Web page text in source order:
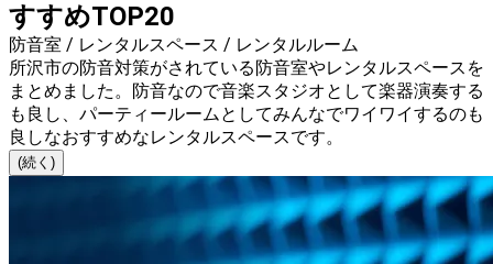
すすめTOP20
防音室 / レンタルスペース / レンタルルーム
所沢市の防音対策がされている防音室やレンタルスペースを
まとめました。防音なので音楽スタジオとして楽器演奏する
も良し、パーティールームとしてみんなでワイワイするのも
良しなおすすめなレンタルスペースです。
(続く)